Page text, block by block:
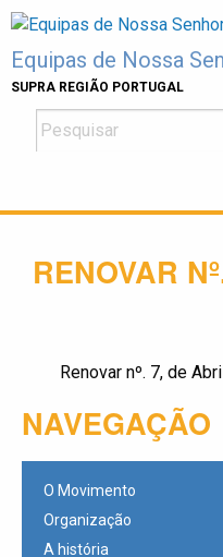
Skip
content
Equipas de Nossa
SUPRA REGIÃO PORTUGAL
RENOVAR
Renovar nº. 7, de
NAVEGAÇÃO
O Movimento
Organização
A história